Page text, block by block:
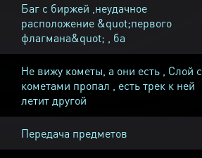
Баг с биржей ,неудачное
расположение &quot;первого
флагмана&quot; , ба
Не вижу кометы, а они есть , Слой с
кометами пропал , есть трек к ней
летит другой
Передача предметов